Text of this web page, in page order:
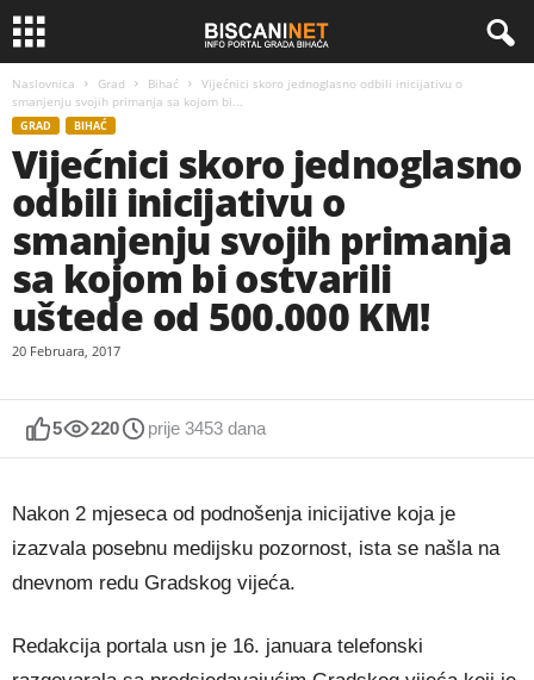
Naslovnica Grad Bihać
Vijećnici skoro jednoglasno odbili inicijativu o
smanjenju svojih primanja sa kojom bi...
GRAD BIHAĆ
Vijećnici skoro jednoglasno
odbili inicijativu o
smanjenju svojih primanja
sa kojom bi ostvarili
uštede od 500.000 KM!
20 Februara, 2017
5 220 prije 3453 dana
Nakon 2 mjeseca od podnošenja inicijative koja je
izazvala posebnu medijsku pozornost, ista se našla na
dnevnom redu Gradskog vijeća.
Redakcija portala usn je 16. januara telefonski